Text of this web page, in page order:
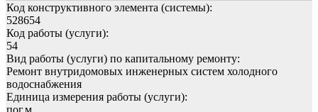
Код конструктивного элемента (системы):
528654
Код работы (услуги):
54
Вид работы (услуги) по капитальному ремонту:
Ремонт внутридомовых инженерных систем холодного
водоснабжения
Единица измерения работы (услуги):
пог.м.